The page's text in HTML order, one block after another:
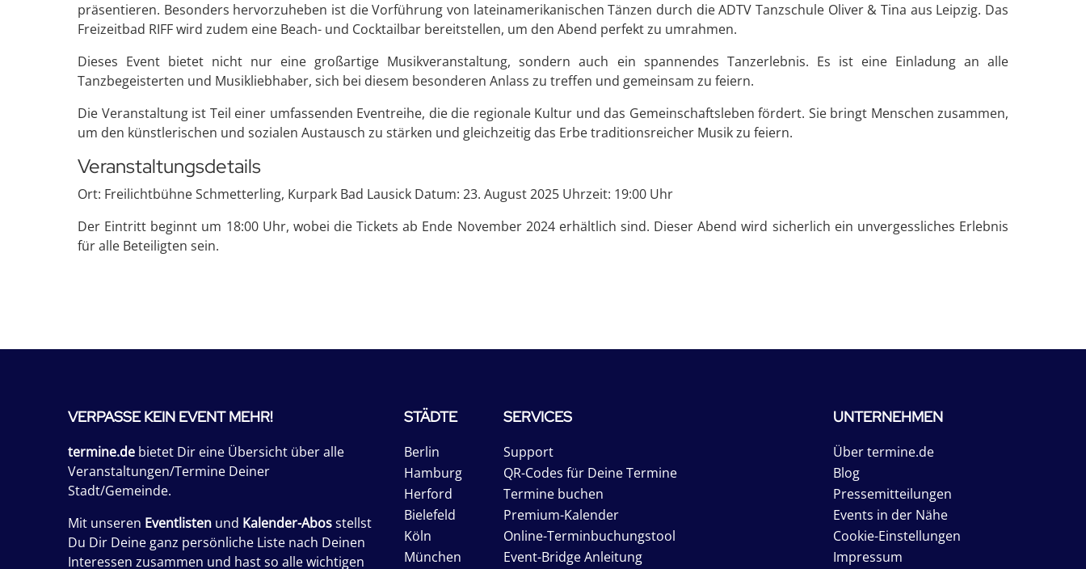
präsentieren. Besonders hervorzuheben ist die Vorführung von lateinamerikanischen Tänzen durch die ADTV Tanzschule Oliver & Tina aus Leipzig. Das
Freizeitbad RIFF wird zudem eine Beach- und Cocktailbar bereitstellen, um den Abend perfekt zu umrahmen.
Dieses Event bietet nicht nur eine großartige Musikveranstaltung, sondern auch ein spannendes Tanzerlebnis. Es ist eine Einladung an alle
Tanzbegeisterten und Musikliebhaber, sich bei diesem besonderen Anlass zu treffen und gemeinsam zu feiern.
Die Veranstaltung ist Teil einer umfassenden Eventreihe, die die regionale Kultur und das Gemeinschaftsleben fördert. Sie bringt Menschen zusammen,
um den künstlerischen und sozialen Austausch zu stärken und gleichzeitig das Erbe traditionsreicher Musik zu feiern.
Veranstaltungsdetails
Ort: Freilichtbühne Schmetterling, Kurpark Bad Lausick Datum: 23. August 2025 Uhrzeit: 19:00 Uhr
Der Eintritt beginnt um 18:00 Uhr, wobei die Tickets ab Ende November 2024 erhältlich sind. Dieser Abend wird sicherlich ein unvergessliches Erlebnis
für alle Beteiligten sein.
VERPASSE KEIN EVENT MEHR!
termine.de bietet Dir eine Übersicht über alle
Veranstaltungen/Termine Deiner
Stadt/Gemeinde.
Mit unseren Eventlisten und Kalender-Abosstellst
Du Dir Deine ganz persönliche Liste nach Deinen
Interessen zusammen und hast so alle wichtigen
STÄDTE
Berlin
Hamburg
Herford
Bielefeld
Köln
München
SERVICES
Support
QR-Codes für Deine Termine
Termine buchen
Premium-Kalender
Online-Terminbuchungstool
Event-Bridge Anleitung
UNTERNEHMEN
Über termine.de
Blog
Pressemitteilungen
Events in der Nähe
Cookie-Einstellungen
Impressum